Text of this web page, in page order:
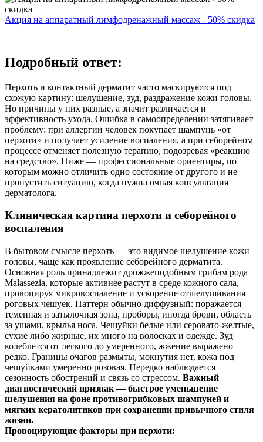
Акция на аппаратный лимфодренажный массаж - 50% скидка
Подробный ответ:
Перхоть и контактный дерматит часто маскируются под
схожую картину: шелушение, зуд, раздражение кожи головы.
Но причины у них разные, а значит различается и
эффективность ухода. Ошибка в самоопределении затягивает
проблему: при аллергии человек покупает шампунь «от
перхоти» и получает усиление воспаления, а при себорейном
процессе отменяет полезную терапию, подозревая «реакцию
на средство». Ниже — профессиональные ориентиры, по
которым можно отличить одно состояние от другого и не
пропустить ситуацию, когда нужна очная консультация
дерматолога.
Клиническая картина перхоти и себорейного
воспаления
В бытовом смысле перхоть — это видимое шелушение кожи
головы, чаще как проявление себорейного дерматита.
Основная роль принадлежит дрожжеподобным грибам рода
Malassezia, которые активнее растут в среде кожного сала,
провоцируя микровоспаление и ускорение отшелушивания
роговых чешуек. Паттерн обычно диффузный: поражается
теменная и затылочная зона, проборы, иногда брови, область
за ушами, крылья носа. Чешуйки белые или серовато‑желтые,
сухие либо жирные, их много на волосках и одежде. Зуд
колеблется от легкого до умеренного, жжение выражено
редко. Границы очагов размыты, мокнутия нет, кожа под
чешуйками умеренно розовая. Нередко наблюдается
сезонность обострений и связь со стрессом. Важный
диагностический признак — быстрое уменьшение
шелушения на фоне противогрибковых шампуней и
мягких кератолитиков при сохранении привычного стиля
жизни.
Провоцирующие факторы при перхоти: